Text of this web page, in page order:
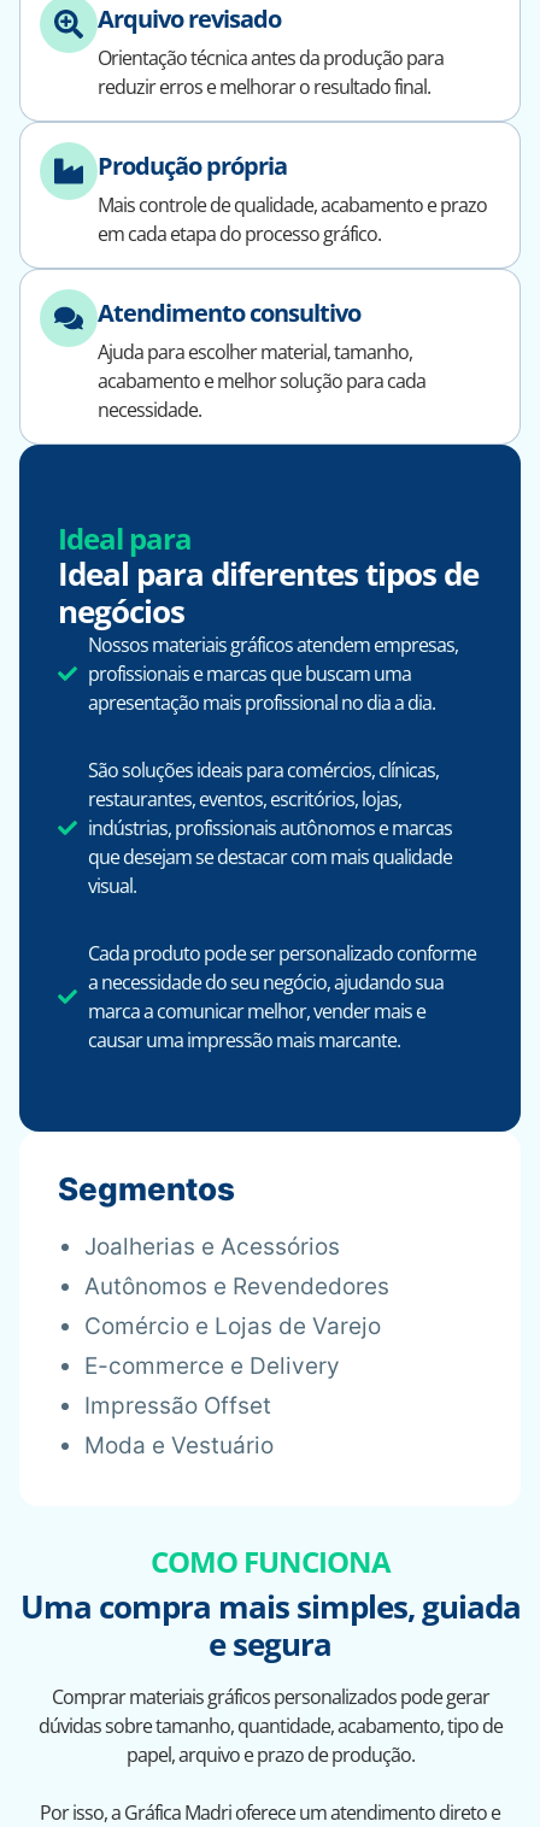
Arquivo revisado
Orientação técnica antes da produção para
reduzir erros e melhorar o resultado final.
Produção própria
Mais controle de qualidade, acabamento e prazo
em cada etapa do processo gráfico.
Atendimento consultivo
Ajuda para escolher material, tamanho,
acabamento e melhor solução para cada
necessidade.
Ideal para
Ideal para diferentes tipos de
negócios
Nossos materiais gráficos atendem empresas,
profissionais e marcas que buscam uma
apresentação mais profissional no dia a dia.
São soluções ideais para comércios, clínicas,
restaurantes, eventos, escritórios, lojas,
indústrias, profissionais autônomos e marcas
que desejam se destacar com mais qualidade
visual.
Cada produto pode ser personalizado conforme
a necessidade do seu negócio, ajudando sua
marca a comunicar melhor, vender mais e
causar uma impressão mais marcante.
Segmentos
Joalherias e Acessórios
Autônomos e Revendedores
Comércio e Lojas de Varejo
E-commerce e Delivery
Impressão Offset
Moda e Vestuário
COMO FUNCIONA
Uma compra mais simples, guiada
e segura
Comprar materiais gráficos personalizados pode gerar
dúvidas sobre tamanho, quantidade, acabamento, tipo de
papel, arquivo e prazo de produção.
Por isso, a Gráfica Madri oferece um atendimento direto e